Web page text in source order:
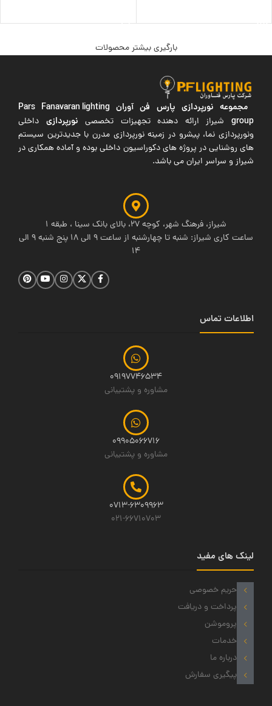
بارگیری بیشتر محصولات
مجموعه نورپردازی پارس فن آوران Pars Fanavaran lighting
groupشیراز ارائه دهنده تجهیزات تخصصی نورپردازی داخلی
ونورپردازی نما، پیشرو در زمینه نورپردازی مدرن با جدیدترین سیستم
های روشنایی در پروژه های دکوراسیون داخلی بوده و آماده همکاری در
شیراز و سراسر ایران می باشد.
شیراز، فرهنگ شهر، کوچه 27، بالای بانک سینا ، طبقه 1
ساعت کاری شیراز: شنبه تا چهارشنبه از ساعت 9 الی 18 پنج شنبه 9 الی
14
اطلاعات تماس
09197746534
مشاوره و پشتیبانی
09905066716
مشاوره و پشتیبانی
0713-6309963
021-66710703
لینک های مفید
حریم خصوصی
پرداخت و دریافت
پروموشن
خدمات
درباره ما
پیگیری سفارش